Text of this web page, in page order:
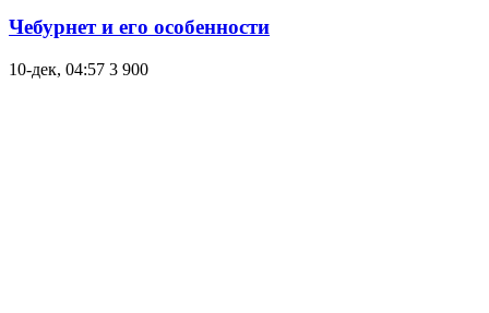
Чебурнет и его особенности
10-дек, 04:57 3 900